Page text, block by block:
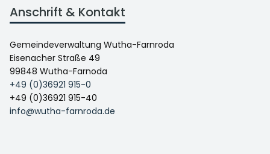
Anschrift & Kontakt
Gemeindeverwaltung Wutha-Farnroda
Eisenacher Straße 49
99848 Wutha-Farnoda
+49 (0)36921 915-0
+49 (0)36921 915-40
info@wutha-farnroda.de